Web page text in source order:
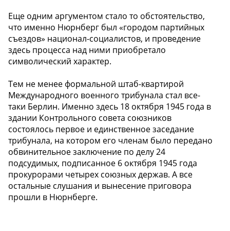
Еще одним аргументом стало то обстоятельство,
что именно Нюрнберг был «городом партийных
съездов» национал-социалистов, и проведение
здесь процесса над ними приобретало
символический характер.
Тем не менее формальной штаб-квартирой
Международного военного трибунала стал все-
таки Берлин. Именно здесь 18 октября 1945 года в
здании Контрольного совета союзников
состоялось первое и единственное заседание
трибунала, на котором его членам было передано
обвинительное заключение по делу 24
подсудимых, подписанное 6 октября 1945 года
прокурорами четырех союзных держав. А все
остальные слушания и вынесение приговора
прошли в Нюрнберге.